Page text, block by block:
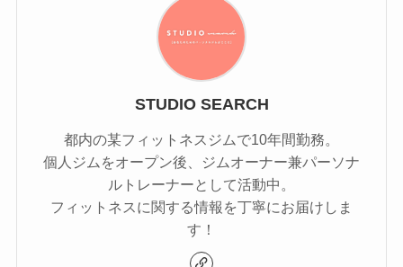
STUDIO SEARCH
都内の某フィットネスジムで10年間勤務。
個人ジムをオープン後、ジムオーナー兼パーソナ
ルトレーナーとして活動中。
フィットネスに関する情報を丁寧にお届けしま
す！